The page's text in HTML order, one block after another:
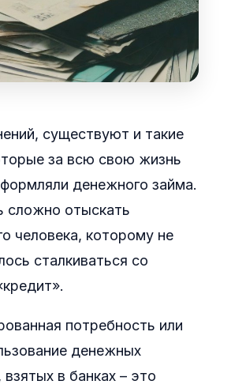
существуют и такие
за всю свою жизнь
денежного займа.
сложно отыскать
человека, которому не
сталкиваться со
потребность или
денежных
взятых в банках – это